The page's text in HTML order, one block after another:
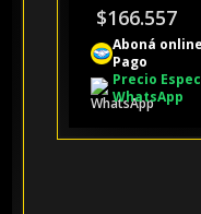
$166.557
Aboná
Pago
Precio
WhatsApp